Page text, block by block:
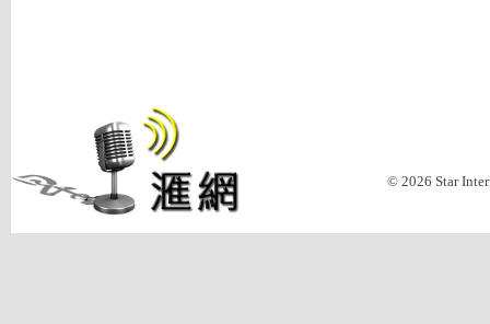
© 2026 Star